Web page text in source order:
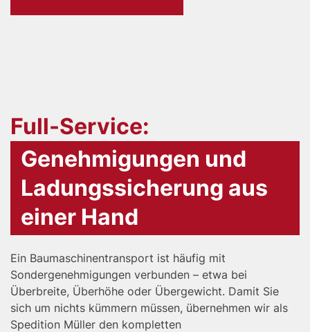
Full-Service:
Genehmigungen und
Ladungssicherung aus
einer Hand
Ein Baumaschinentransport ist häufig mit
Sondergenehmigungen verbunden – etwa bei
Überbreite, Überhöhe oder Übergewicht. Damit Sie
sich um nichts kümmern müssen, übernehmen wir als
Spedition Müller den kompletten